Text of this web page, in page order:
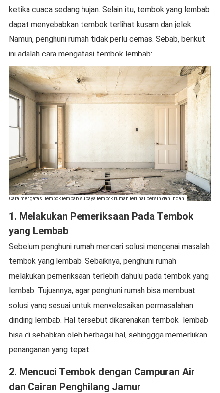
ketika cuaca sedang hujan. Selain itu, tembok yang lembab
dapat menyebabkan tembok terlihat kusam dan jelek.
Namun, penghuni rumah tidak perlu cemas. Sebab, berikut
ini adalah cara mengatasi tembok lembab:
Cara mengatasi tembok lembab supaya tembok rumah terlihat bersih dan indah
1. Melakukan Pemeriksaan Pada Tembok
yang Lembab
Sebelum penghuni rumah mencari solusi mengenai masalah
tembok yang lembab. Sebaiknya, penghuni rumah
melakukan pemeriksaan terlebih dahulu pada tembok yang
lembab. Tujuannya, agar penghuni rumah bisa membuat
solusi yang sesuai untuk menyelesaikan permasalahan
dinding lembab. Hal tersebut dikarenakan tembok lembab
bisa di sebabkan oleh berbagai hal, sehinggga memerlukan
penanganan yang tepat.
2. Mencuci Tembok dengan Campuran Air
dan Cairan Penghilang Jamur